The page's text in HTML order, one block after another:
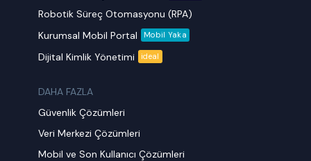
Robotik Süreç Otomasyonu (RPA)
Kurumsal Mobil Portal
Mobil Yaka
Dijital Kimlik Yönetimi ideal
DAHA FAZLA
Güvenlik Çözümleri
Veri Merkezi Çözümleri
Mobil ve Son Kullanıcı Çözümleri